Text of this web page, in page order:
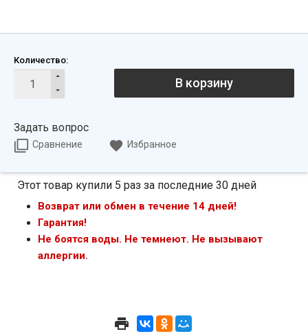
Количество:
В корзину
Задать вопрос
Сравнение Избранное
Этот товар купили 5 раз за последние 30 дней
Возврат или обмен в течение 14 дней!
Гарантия!
Не боятся воды. Не темнеют. Не вызывают
аллергии.